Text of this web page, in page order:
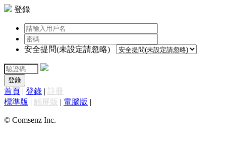
登錄
安全提問(未設定請忽略)
登錄
首頁 | 登錄 | 註冊
標準版 | 觸屏版 | 電腦版 |
© Comsenz Inc.